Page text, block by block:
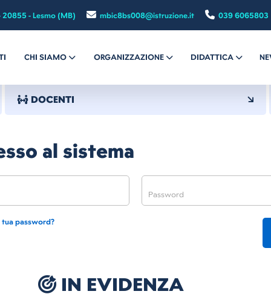
- Lesmo (MB) mbic8bs008@istruzione.it 039 6065803
CHI SIAMO ORGANIZZAZIONE DIDATTICA
DOCENTI
al sistema
password?
IN EVIDENZA